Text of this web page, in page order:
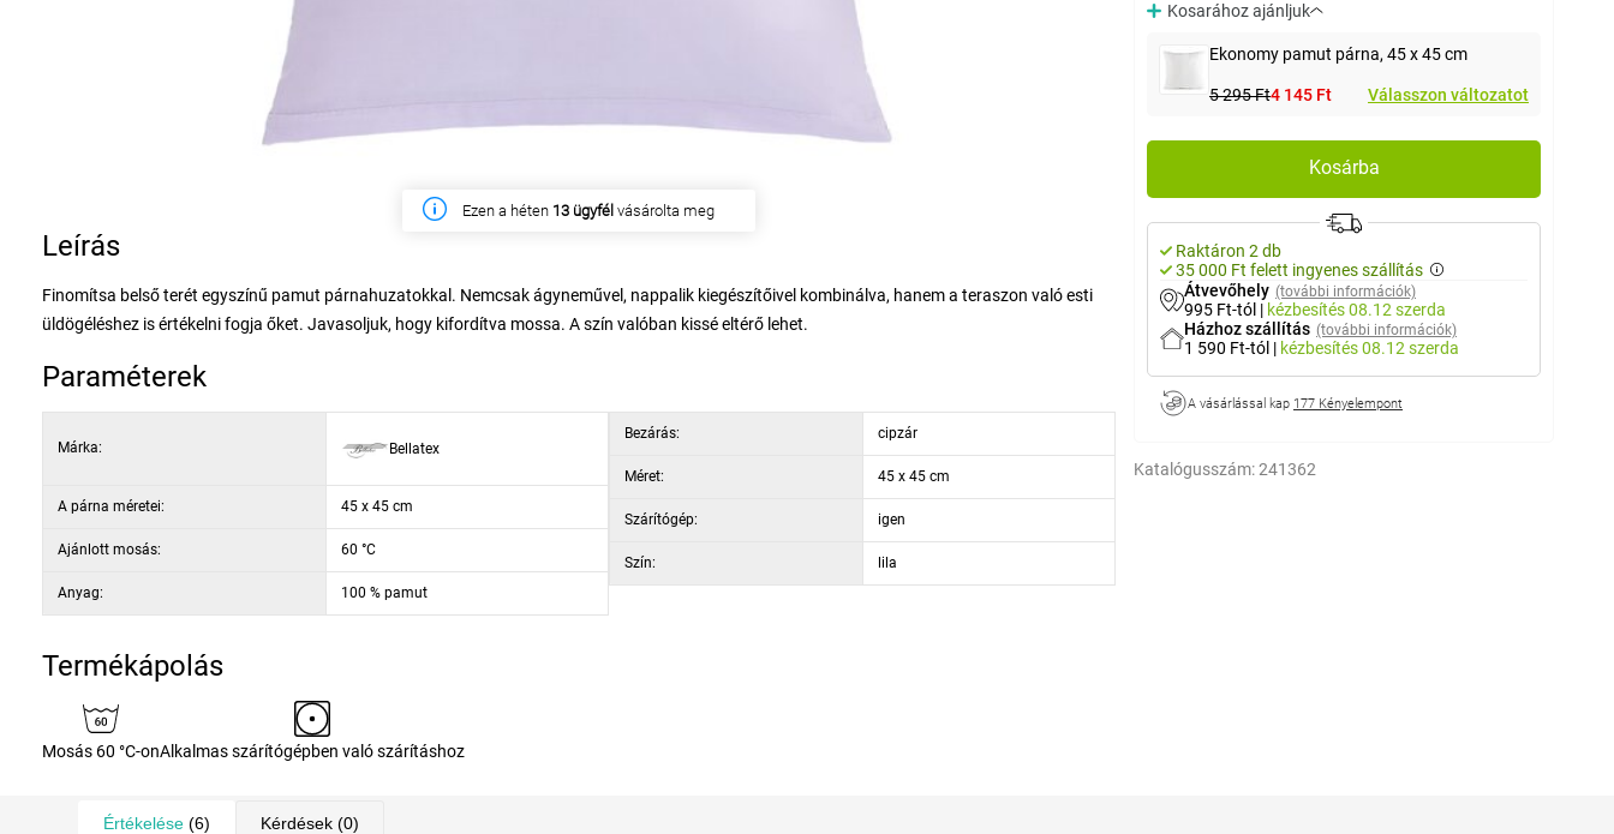
Ezen a héten 13 ügyfél vásárolta meg
Kosarához ajánljuk
Ekonomy pamut párna, 45 x 45 cm
5 295 Ft4 145 Ft Válasszon változatot
Kosárba
Raktáron 2 db
35 000 Ft felett ingyenes szállítás
Átvevőhely (további információk)
995 Ft-tól | kézbesítés08.12 szerda
Házhoz szállítás (további információk)
1 590 Ft-tól | kézbesítés08.12 szerda
A vásárlással kap 177 Kényelempont
Katalógusszám:241362
Leírás
Finomítsa belső terét egyszínű pamut párnahuzatokkal. Nemcsak ágyneművel, nappalik kiegészítőivel kombinálva, hanem a teraszon való esti
üldögéléshez is értékelni fogja őket. Javasoljuk, hogy kifordítva mossa. A szín valóban kissé eltérő lehet.
Paraméterek
Márka: Bellatex
A párna méretei: 45 x 45 cm
Ajánlott mosás: 60 °C
Anyag: 100 % pamut
Bezárás: cipzár
Méret: 45 x 45 cm
Szárítógép: igen
Szín: lila
Termékápolás
Mosás 60 °C-onAlkalmas szárítógépben való szárításhoz
Értékelése (6) Kérdések (0)